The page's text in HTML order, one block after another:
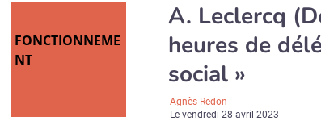
FONCTIONNEME
NT
A. Leclercq
heures de
social »
Agnès Redon
Levendredi 28 avril 2023